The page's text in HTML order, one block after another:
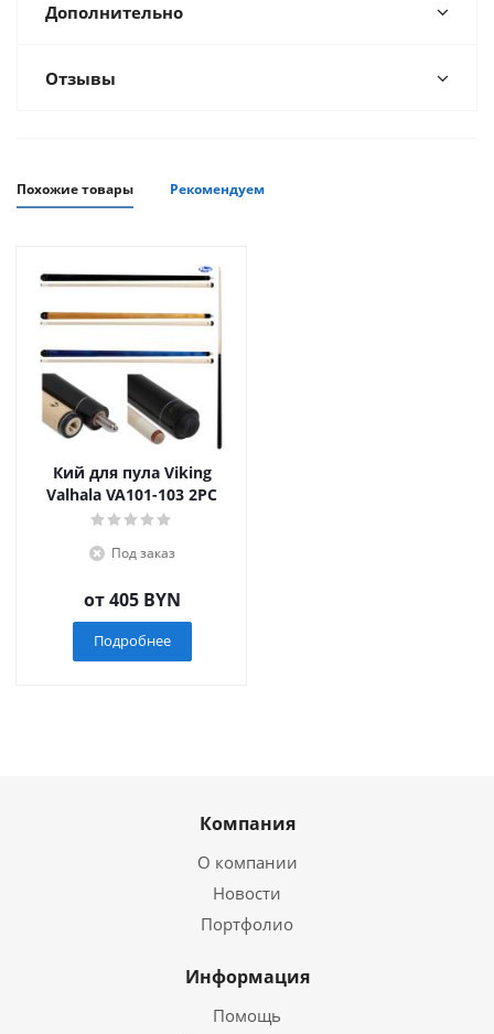
Дополнительно
Отзывы
Похожие товары Рекомендуем
Кий для пула Viking
Valhala VA101-103 2PC
Под заказ
от405 BYN
Подробнее
Компания
О компании
Новости
Портфолио
Информация
Помощь